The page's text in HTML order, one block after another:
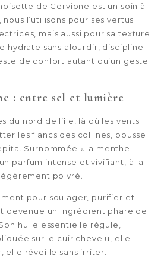
de Cervione est un soin à
l’utilisons pour ses vertus
mais aussi pour sa texture
hydrate sans alourdir, discipline
de confort autant qu’un geste
: entre sel et lumière
du nord de l’île, là où les vents
les flancs des collines, pousse
Surnommée « la menthe
parfum intense et vivifiant, à la
poivré.
pour soulager, purifier et
devenue un ingrédient phare de
huile essentielle régule,
sur le cuir chevelu, elle
elle réveille sans irriter.